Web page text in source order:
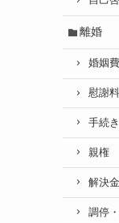
離婚
婚姻
慰謝料
手続き
親権
解決金
調停